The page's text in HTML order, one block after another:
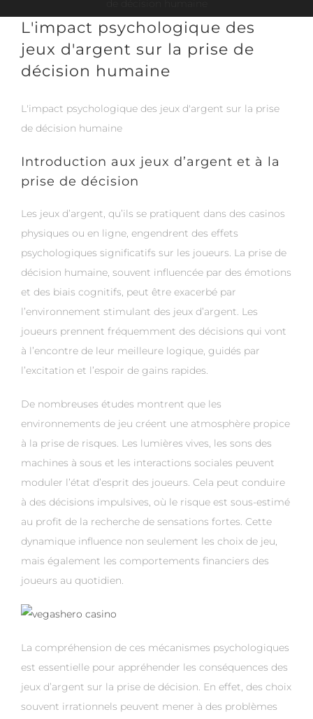
L'impact psychologique des
jeux d'argent sur la prise de
décision humaine
L'impact psychologique des jeux d'argent sur la prise
de décision humaine
Introduction aux jeux d’argent et à la
prise de décision
Les jeux d’argent, qu’ils se pratiquent dans des casinos
physiques ou en ligne, engendrent des effets
psychologiques significatifs sur les joueurs. La prise de
décision humaine, souvent influencée par des émotions
et des biais cognitifs, peut être exacerbé par
l’environnement stimulant des jeux d’argent. Les
joueurs prennent fréquemment des décisions qui vont
à l’encontre de leur meilleure logique, guidés par
l’excitation et l’espoir de gains rapides.
De nombreuses études montrent que les
environnements de jeu créent une atmosphère propice
à la prise de risques. Les lumières vives, les sons des
machines à sous et les interactions sociales peuvent
moduler l’état d’esprit des joueurs. Cela peut conduire
à des décisions impulsives, où le risque est sous-estimé
au profit de la recherche de sensations fortes. Cette
dynamique influence non seulement les choix de jeu,
mais également les comportements financiers des
joueurs au quotidien.
La compréhension de ces mécanismes psychologiques
est essentielle pour appréhender les conséquences des
jeux d’argent sur la prise de décision. En effet, des choix
souvent irrationnels peuvent mener à des problèmes